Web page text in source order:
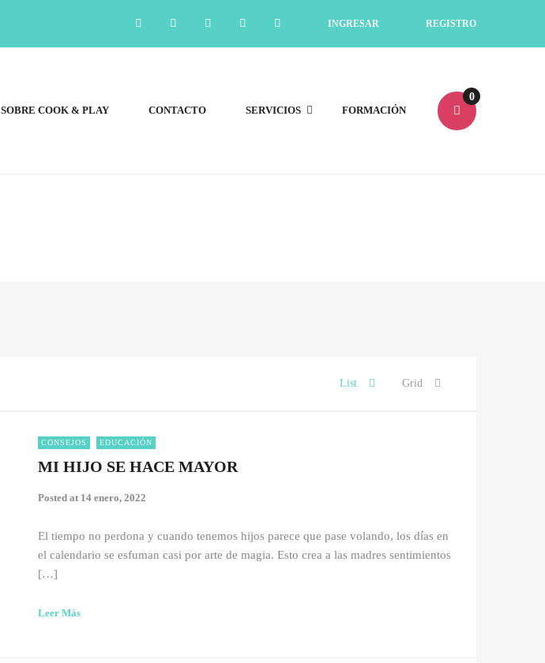
INGRESAR REGISTRO
0
SOBRE COOK & PLAY
CONTACTO SERVICIOS FORMACIÓN
List Grid
CONSEJOS EDUCACIÓN
MI HIJO SE HACE MAYOR
Posted at 14 enero, 2022
El tiempo no perdona y cuando tenemos hijos parece que pase volando, los días en
el calendario se esfuman casi por arte de magia. Esto crea a las madres sentimientos
[…]
Leer Más